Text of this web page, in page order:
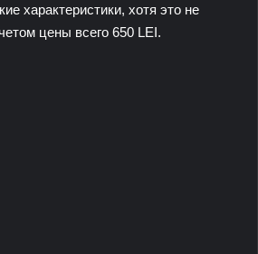
характеристики, хотя это не
цены всего 650 LEI.